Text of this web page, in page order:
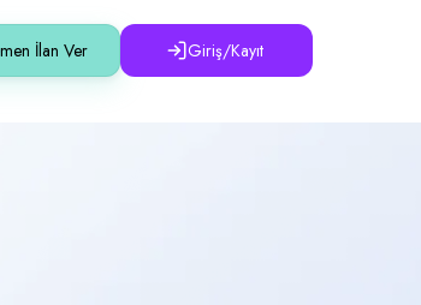
İlan Ver Giriş/Kayıt